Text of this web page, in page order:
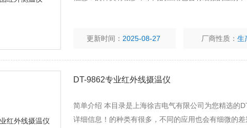
更新时间： 2025-08-27 厂商性质：生
DT-9862专业红外线摄温仪
简单介绍 本目录是上海徐吉电气有限公司为您精选的
详细信息！的种类有很多，不同的应用也会有细微的差